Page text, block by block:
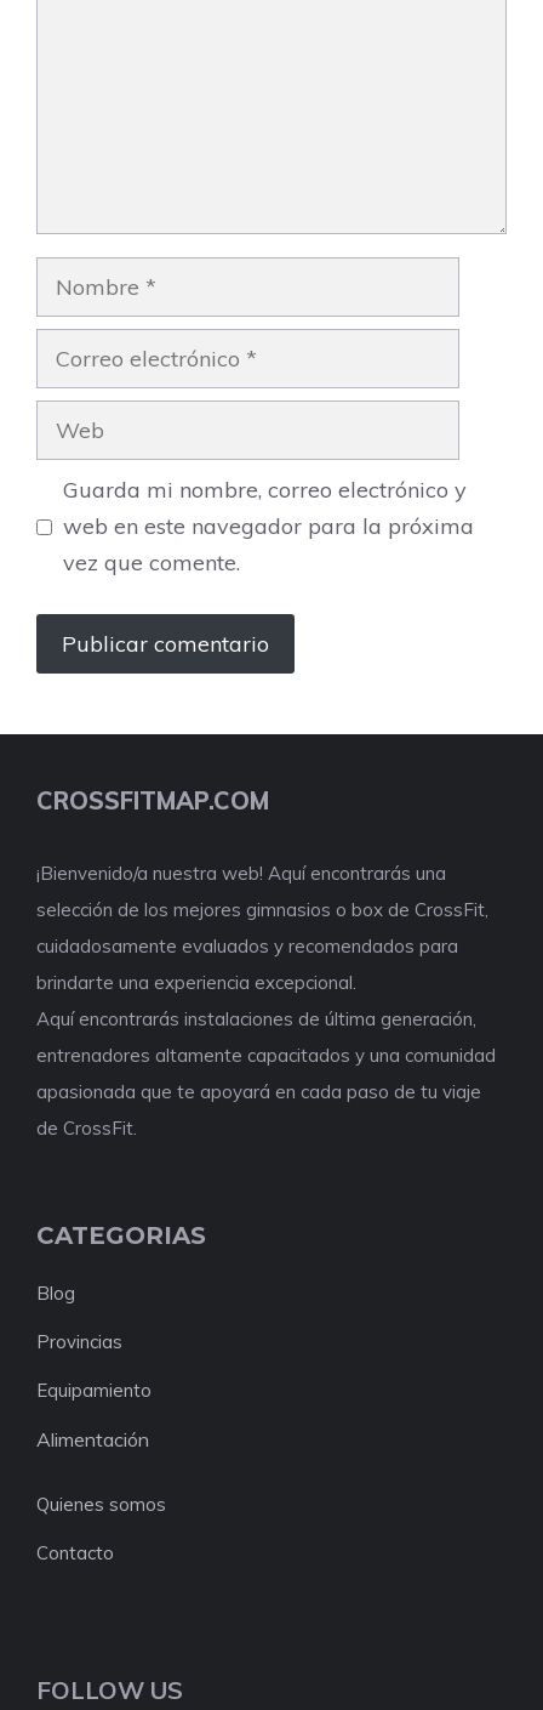
Nombre
Correo
electrónico
Web
Guarda mi nombre, correo electrónico y
web en este navegador para la próxima
vez que comente.
CROSSFITMAP.COM
¡Bienvenido/a nuestra web! Aquí encontrarás una
selección de los mejores gimnasios o box de CrossFit,
cuidadosamente evaluados y recomendados para
brindarte una experiencia excepcional.
Aquí encontrarás instalaciones de última generación,
entrenadores altamente capacitados y una comunidad
apasionada que te apoyará en cada paso de tu viaje
de CrossFit.
CATEGORIAS
Blog
Provincias
Equipamiento
Alimentación
Quienes somos
Contacto
FOLLOW US